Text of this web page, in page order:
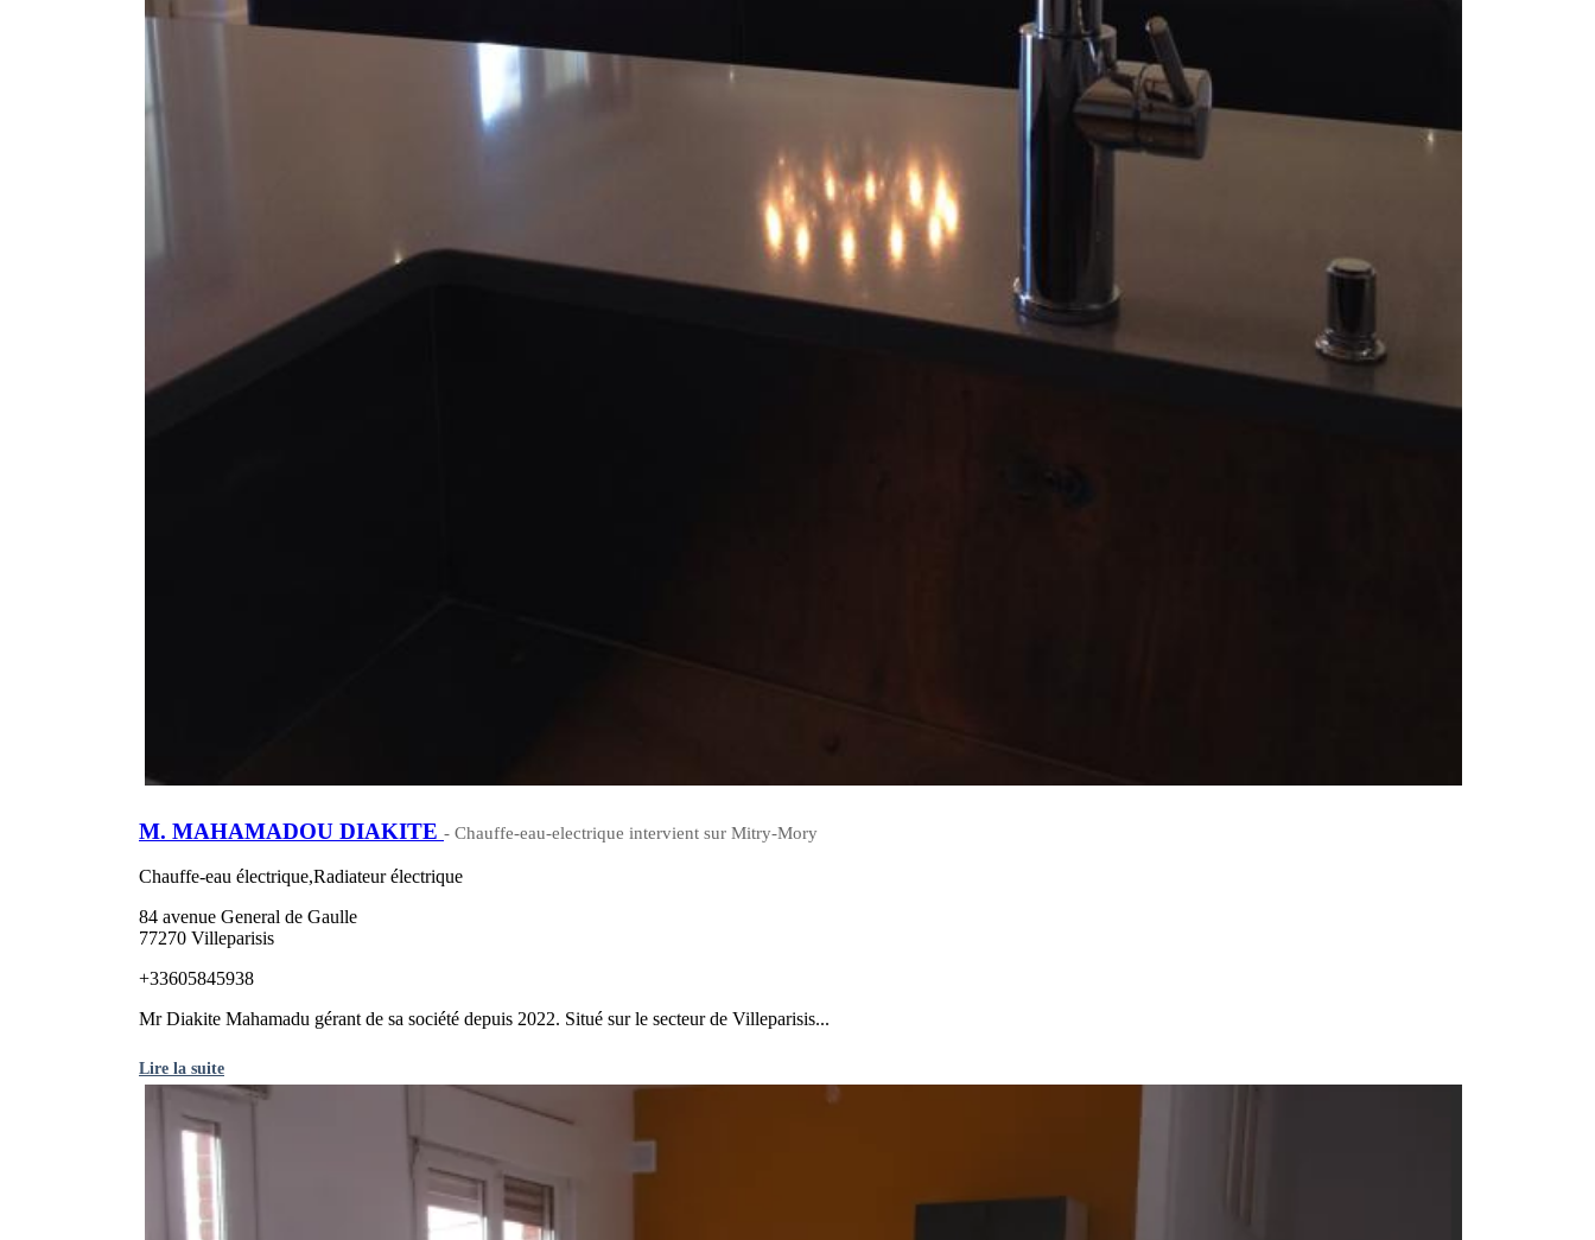
M. MAHAMADOU DIAKITE - Chauffe-eau-electrique intervient sur Mitry-Mory
Chauffe-eau électrique,Radiateur électrique
84 avenue General de Gaulle
77270 Villeparisis
+33605845938
Mr Diakite Mahamadu gérant de sa société depuis 2022. Situé sur le secteur de Villeparisis...
Lire la suite